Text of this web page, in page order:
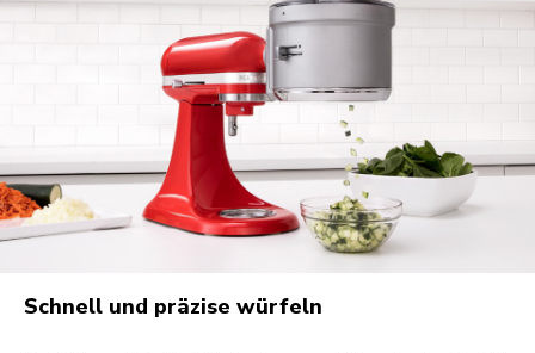
Schnell und präzise würfeln